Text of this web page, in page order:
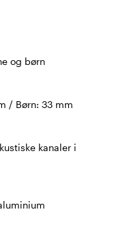
og børn
/ Børn: 33 mm
kanaler i